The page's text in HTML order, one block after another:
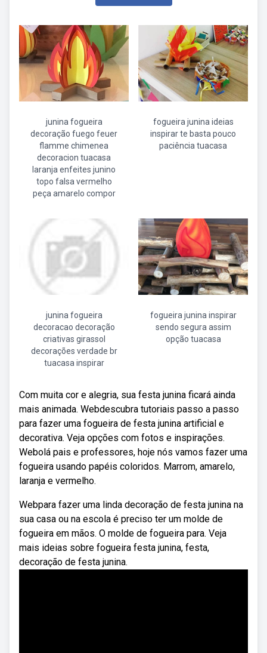
junina fogueira
decoração fuego feuer
flamme chimenea
decoracion tuacasa
laranja enfeites junino
topo falsa vermelho
peça amarelo compor
fogueira junina ideias
inspirar te basta pouco
paciência tuacasa
junina fogueira
decoracao decoração
criativas girassol
decorações verdade br
tuacasa inspirar
fogueira junina inspirar
sendo segura assim
opção tuacasa
Com muita cor e alegria, sua festa junina ficará ainda
mais animada. Webdescubra tutoriais passo a passo
para fazer uma fogueira de festa junina artificial e
decorativa. Veja opções com fotos e inspirações.
Webolá pais e professores, hoje nós vamos fazer uma
fogueira usando papéis coloridos. Marrom, amarelo,
laranja e vermelho.
Webpara fazer uma linda decoração de festa junina na
sua casa ou na escola é preciso ter um molde de
fogueira em mãos. O molde de fogueira para. Veja
mais ideias sobre fogueira festa junina, festa,
decoração de festa junina.